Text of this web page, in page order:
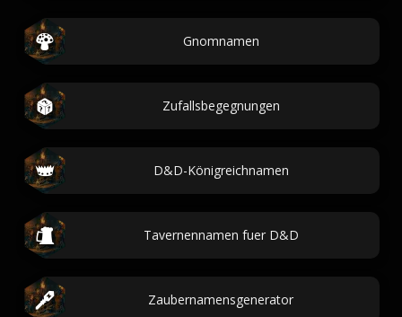
Gnomnamen
Zufallsbegegnungen
D&D-Königreichnamen
Tavernennamen fuer D&D
Zaubernamensgenerator